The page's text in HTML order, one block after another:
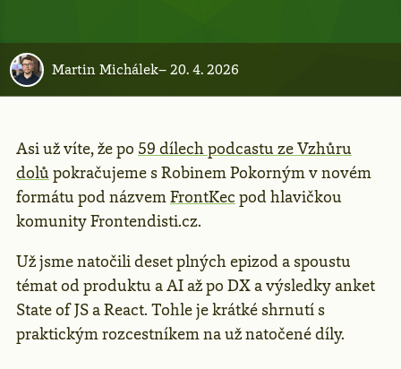
Martin Michálek–20. 4. 2026
Asi už víte, že po 59 dílech podcastu ze Vzhůru
dolů pokračujeme s Robinem Pokorným v novém
formátu pod názvemFrontKec pod hlavičkou
komunity Frontendisti.cz.
Už jsme natočili deset plných epizod a spoustu
témat od produktu a AI až po DX a výsledky anket
State of JS a React. Tohle je krátké shrnutí s
praktickým rozcestníkem na už natočené díly.